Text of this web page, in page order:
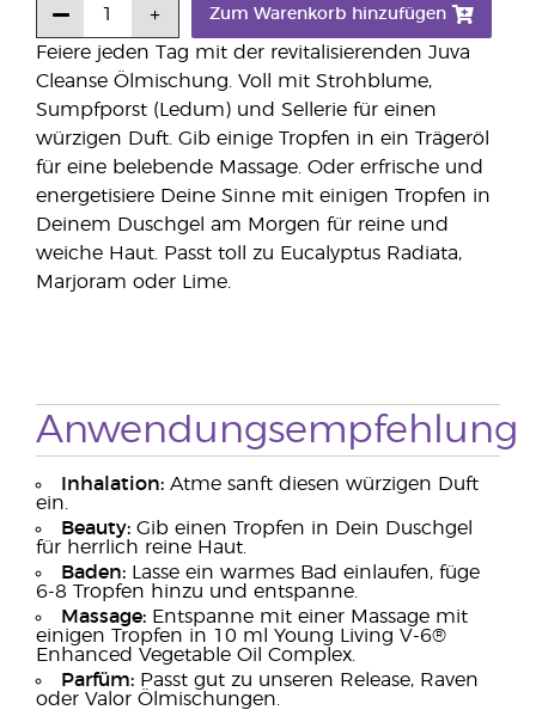
Feiere jeden Tag mit der revitalisierenden Juva
Cleanse Ölmischung. Voll mit Strohblume,
Sumpfporst (Ledum) und Sellerie für einen
würzigen Duft. Gib einige Tropfen in ein Trägeröl
für eine belebende Massage. Oder erfrische und
energetisiere Deine Sinne mit einigen Tropfen in
Deinem Duschgel am Morgen für reine und
weiche Haut. Passt toll zu Eucalyptus Radiata,
Marjoram oder Lime.
Zum Warenkorb hinzufügen
Anwendungsempfehlung
Inhalation: Atme sanft diesen würzigen Duft
ein.
Beauty: Gib einen Tropfen in Dein Duschgel
für herrlich reine Haut.
Baden: Lasse ein warmes Bad einlaufen, füge
6-8 Tropfen hinzu und entspanne.
Massage: Entspanne mit einer Massage mit
einigen Tropfen in 10 ml Young Living V-6®
Enhanced Vegetable Oil Complex.
Parfüm: Passt gut zu unseren Release, Raven
oder Valor Ölmischungen.